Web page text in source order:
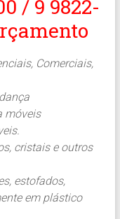
/ 9 9822-
Comerciais,
móveis
cristais e outros
estofados,
em plástico